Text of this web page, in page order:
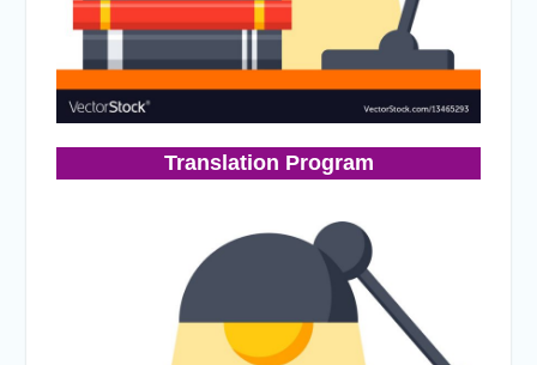
Translation Program